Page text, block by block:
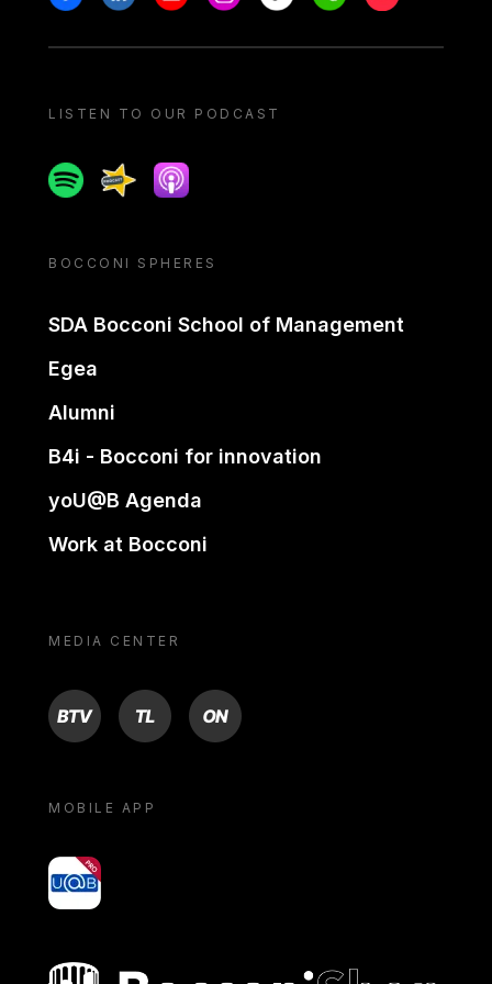
LISTEN TO OUR PODCAST
SpotifySpreakerApple podcast
BOCCONI SPHERES
SDA Bocconi School of Management
Egea
Alumni
B4i - Bocconi for innovation
yoU@B Agenda
Work at Bocconi
MEDIA CENTER
BTV TL ON
MOBILE APP
yoU@B
Bocconi shop